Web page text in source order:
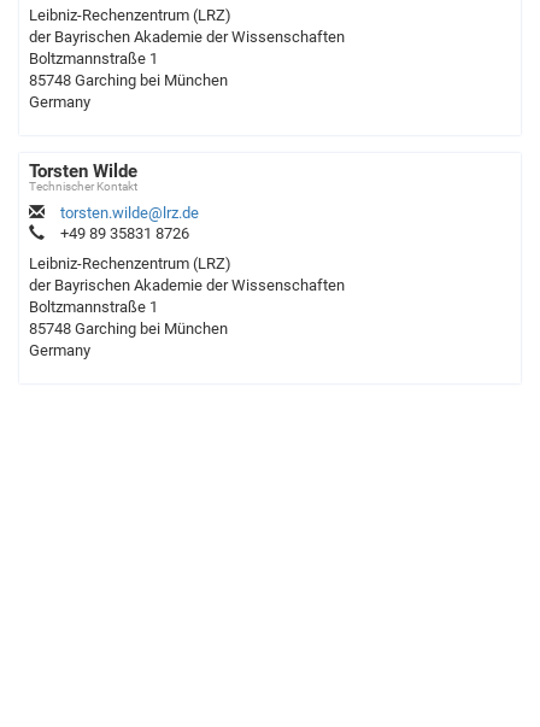
Leibniz-Rechenzentrum (LRZ)
der Bayrischen Akademie der Wissenschaften
Boltzmannstraße 1
85748 Garching bei München
Germany
Torsten Wilde
Technischer Kontakt
torsten.wilde@lrz.de
+49 89 35831 8726
Leibniz-Rechenzentrum (LRZ)
der Bayrischen Akademie der Wissenschaften
Boltzmannstraße 1
85748 Garching bei München
Germany